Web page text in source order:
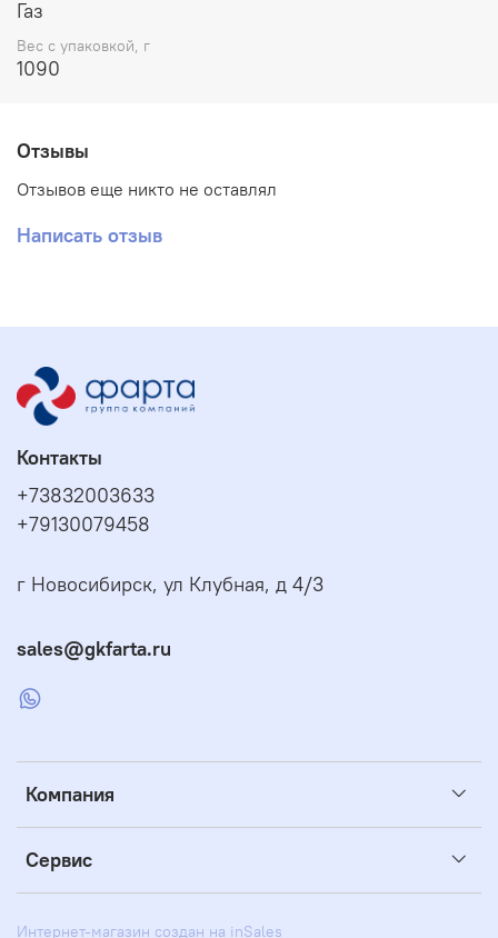
Газ
Вес с упаковкой, г
1090
Отзывы
Отзывов еще никто не оставлял
Написать отзыв
Компания
Сервис
Контакты
+73832003633
+79130079458
г Новосибирск, ул Клубная, д 4/3
sales@gkfarta.ru
Интернет-магазин создан на inSales